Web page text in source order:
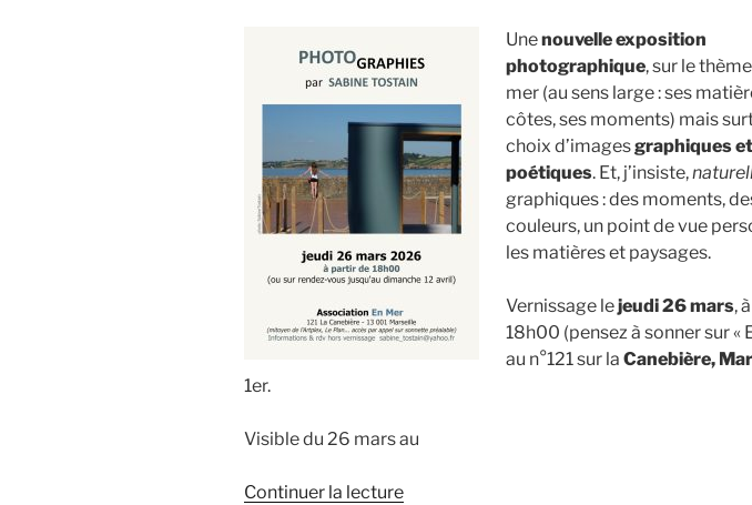
Unenouvelle exposition
photographique, sur le
mer (au sens large : ses
côtes, ses moments) mais
choix d’imagesgraphiques
poétiques. Et, j’insiste,
graphiques : des moments,
couleurs, un point de vue
les matières et paysages.
Vernissage lejeudi 26 mars,
18h00 (pensez à sonner sur «
au n°121 sur la Canebière,
1er.
Visible du 26 mars au
Continuer la lecturede